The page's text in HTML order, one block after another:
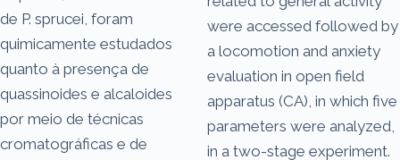
de P. sprucei, foram
quimicamente estudados
quanto à presença de
quassinoides e alcaloides
por meio de técnicas
cromatográficas e de
were accessed followed by
a locomotion and anxiety
evaluation in open field
apparatus (CA), in which five
parameters were analyzed,
in a two-stage experiment.